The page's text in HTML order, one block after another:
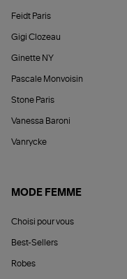
Feidt Paris
Gigi Clozeau
Ginette NY
Pascale Monvoisin
Stone Paris
Vanessa Baroni
Vanrycke
MODE FEMME
Choisi pour vous
Best-Sellers
Robes